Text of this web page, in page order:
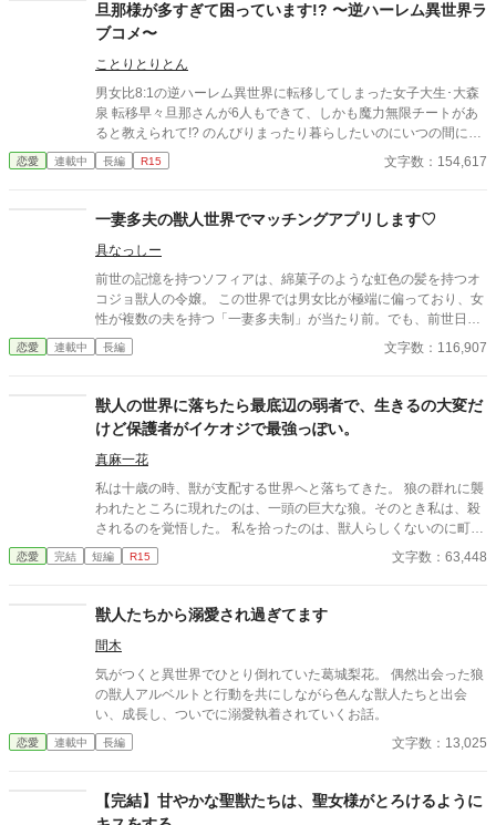
旦那様が多すぎて困っています!? 〜逆ハーレム異世界ラ
ブコメ〜
ことりとりとん
男女比8:1の逆ハーレム異世界に転移してしまった女子大生･大森
泉 転移早々旦那さんが6人もできて、しかも魔力無限チートがあ
ると教えられて!? のんびりまったり暮らしたいのにいつの間にか
国を救うハメになりました…… イケメン山盛りの逆ハーレムです
前半はラブラブまったりの予定。後半で主人公が頑張ります 小説
恋愛 連載中 長編 R15 文字数：154,617
一妻多夫の獣人世界でマッチングアプリします♡
具なっしー
前世の記憶を持つソフィアは、綿菓子のような虹色の髪を持つオ
コジョ獣人の令嬢。 この世界では男女比が極端に偏っており、女
性が複数の夫を持つ「一妻多夫制」が当たり前。でも、前世日本
人だったソフィアには、一人の人を愛する感覚しかなくて……。
そんな私に、20人の父様たちは「施設（強制繁殖システム）送
いながらも、出会った男性たちはみんな魅力的で、優しくて、一
途で――。 ■ 大人の余裕とちょっと意地悪な研究者 ■ 不器用だけ
ど一途な騎士 ■ ぶっきらぼうだけど優しい元義賊 ■ 完璧主義だけ
ど私にだけ甘えん坊な商人 ■ 超ピュアなジムインストラクター ■
コミュ力高めで超甘々なパティシエ ■ 私に一生懸命な天才年下魔
法学者 気づけば7人全員と婚約していた！？ 「私達はきっと良い
家族になれます！」 これは、一人の少女と七人（…）の婚約者た
ちが、愛と絆を育んでいく、ちょっと甘くて笑える逆ハーレム・
ラブコメディ。 という異世界×獣人×一妻多夫×マッチングアプリ
恋愛 連載中 長編 文字数：116,907
獣人の世界に落ちたら最底辺の弱者で、生きるの大変だ
けど保護者がイケオジで最強っぽい。
真麻一花
私は十歳の時、獣が支配する世界へと落ちてきた。 狼の群れに襲
われたところに現れたのは、一頭の巨大な狼。そのとき私は、殺
されるのを覚悟した。 私を拾ったのは、獣人らしくないのに町を
支配する最強の獣人だった。 なんとか生きてる。 でも、この世界
で、私は最低辺の弱者。
恋愛 完結 短編 R15 文字数：63,448
獣人たちから溺愛され過ぎてます
間木
気がつくと異世界でひとり倒れていた葛城梨花。 偶然出会った狼
の獣人アルベルトと行動を共にしながら色んな獣人たちと出会
い、成長し、ついでに溺愛執着されていくお話。
恋愛 連載中 長編 文字数：13,025
【完結】甘やかな聖獣たちは、聖女様がとろけるように